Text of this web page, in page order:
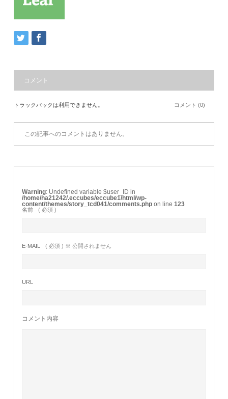
コメント
トラックバックは利用できません。 コメント (0)
この記事へのコメントはありません。
Warning : Undefined variable $user_ID in
/home/ha21242/.eccubes/eccube1/html/wp-
content/themes/story_tcd041/comments.php on line123
名前 ( 必須 )
E-MAIL ( 必須 ) ※ 公開されません
URL
コメント内容